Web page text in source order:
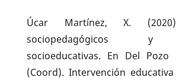
Úcar Martínez, X.
sociopedagógicos y
socioeducativas. En Del Pozo
(Coord). Intervención